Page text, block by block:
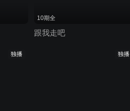
10期全
跟我走吧
独播 独播